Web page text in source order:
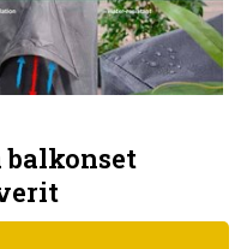
balkonset